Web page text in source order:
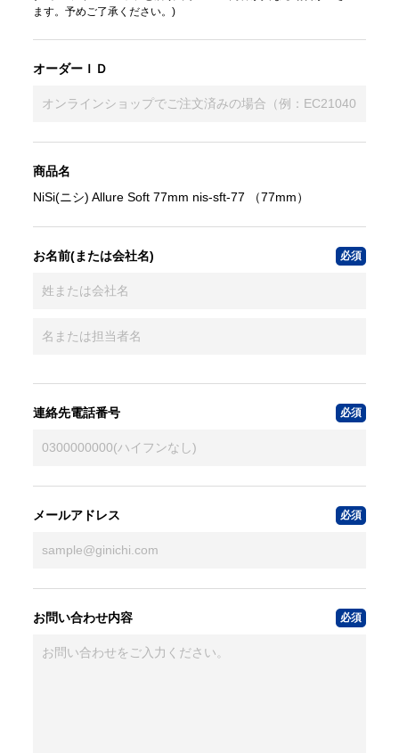
ます。予めご了承ください。)
オーダーＩＤ
商品名
NiSi(ニシ) Allure Soft 77mm nis-sft-77 （77mm）
お名前(または会社名)
連絡先電話番号
メールアドレス
お問い合わせ内容